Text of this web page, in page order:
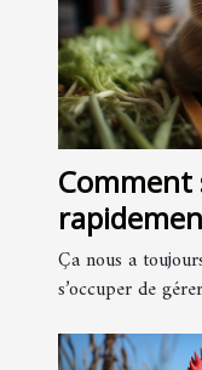
Comment
pour
Ça nous a
s’occuper de